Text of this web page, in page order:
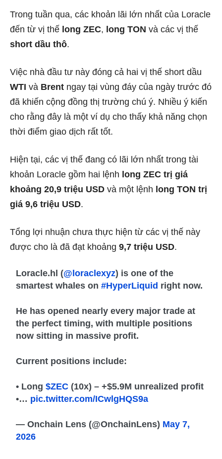
Trong tuần qua, các khoản lãi lớn nhất của Loracle
đến từ vị thế long ZEC, long TON và các vị thế
short dầu thô.
Việc nhà đầu tư này đóng cả hai vị thế short dầu
WTI và Brent ngay tại vùng đáy của ngày trước đó
đã khiến cộng đồng thị trường chú ý. Nhiều ý kiến
cho rằng đây là một ví dụ cho thấy khả năng chọn
thời điểm giao dịch rất tốt.
Hiện tại, các vị thế đang có lãi lớn nhất trong tài
khoản Loracle gồm hai lệnh long ZEC trị giá
khoảng 20,9 triệu USD và một lệnh long TON trị
giá 9,6 triệu USD.
Tổng lợi nhuận chưa thực hiện từ các vị thế này
được cho là đã đạt khoảng 9,7 triệu USD.
Loracle.hl (@loraclexyz) is one of the
smartest whales on#HyperLiquid right now.
He has opened nearly every major trade at
the perfect timing, with multiple positions
now sitting in massive profit.
Current positions include:
• Long$ZEC (10x) – +$5.9M unrealized profit
•… pic.twitter.com/ICwlgHQS9a
— Onchain Lens (@OnchainLens) May 7,
2026